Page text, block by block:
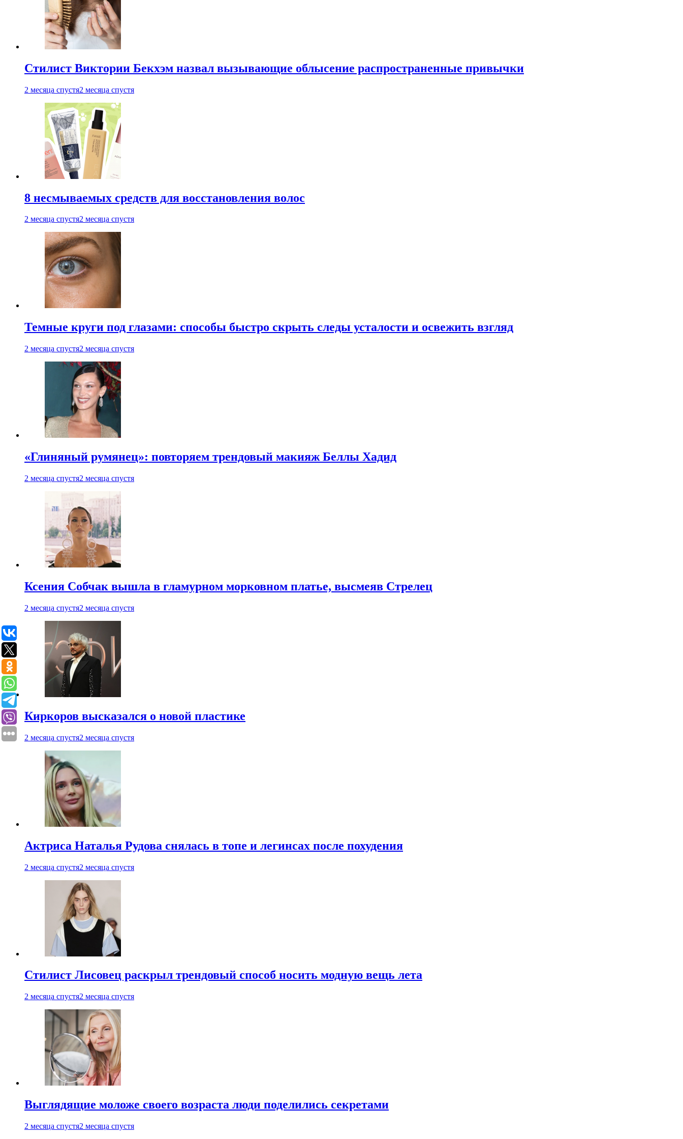
Стилист Виктории Бекхэм назвал вызывающие облысение распространенные привычки
2 месяца спустя2 месяца спустя
8 несмываемых средств для восстановления волос
2 месяца спустя2 месяца спустя
Темные круги под глазами: способы быстро скрыть следы усталости и освежить взгляд
2 месяца спустя2 месяца спустя
«Глиняный румянец»: повторяем трендовый макияж Беллы Хадид
2 месяца спустя2 месяца спустя
Ксения Собчак вышла в гламурном морковном платье, высмеяв Стрелец
2 месяца спустя2 месяца спустя
Киркоров высказался о новой пластике
2 месяца спустя2 месяца спустя
Актриса Наталья Рудова снялась в топе и легинсах после похудения
2 месяца спустя2 месяца спустя
Стилист Лисовец раскрыл трендовый способ носить модную вещь лета
2 месяца спустя2 месяца спустя
Выглядящие моложе своего возраста люди поделились секретами
2 месяца спустя2 месяца спустя